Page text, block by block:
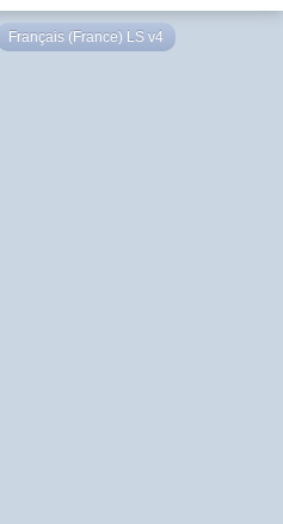
Français (France) LS v4